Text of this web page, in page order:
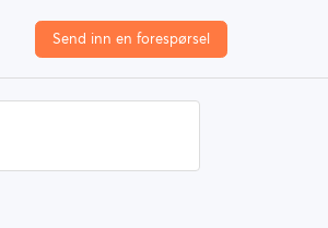
Send inn en forespørsel